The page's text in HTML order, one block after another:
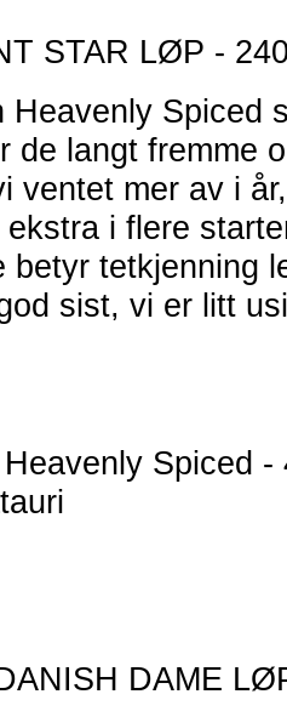
STAR LØP -
Heavenly Spiced
de langt fremme
ventet mer av i
i flere
betyr tetkjenning
sist, vi er litt
Spiced -
DAME